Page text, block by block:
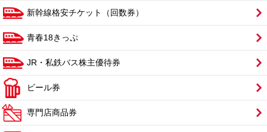
新幹線格安チケット（回数券）
青春18きっぷ
JR・私鉄バス株主優待券
ビール券
専門店商品券